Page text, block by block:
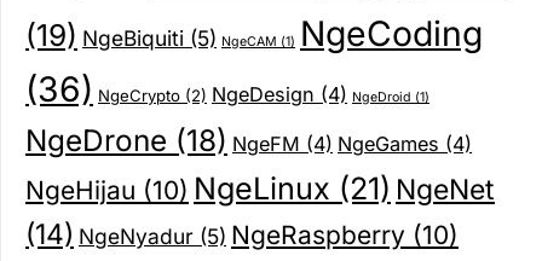
(19) NgeBiquiti (5) NgeCAM (1) NgeCoding
(36) NgeCrypto (2) NgeDesign (4) NgeDroid (1)
NgeDrone (18) NgeFM (4) NgeGames (4)
NgeHijau (10) NgeLinux (21) NgeNet
(14) NgeNyadur (5) NgeRaspberry (10)